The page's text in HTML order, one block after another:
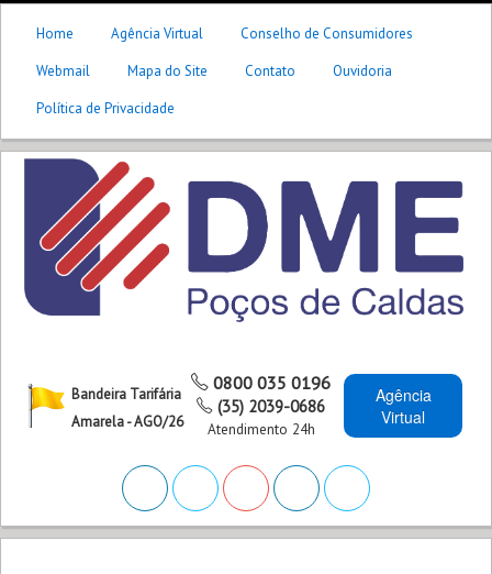
Home Agência Virtual
Conselho de Consumidores
Webmail
Mapa do Site Contato
Ouvidoria
Política de Privacidade
Bandeira Tarifária
Amarela - AGO/26
0800 035 0196
(35) 2039-0686
Atendimento 24h
Agência
Virtual